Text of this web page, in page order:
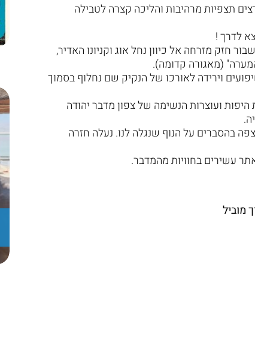
תצפיות מרהיבות והליכה קצרה לטבילה
לדרך !
חזק מזרחה אל כיוון נחל אוג וקניונו האדיר,
(מאגורה קדומה).
וירידה לאורכו של הנקיק שם נחלוף בסמוך
ועוצרות הנשימה של צפון מדבר יהודה
בהסברים על הנוף שנגלה לנו. נעלה חזרה
עשירים בחוויות מהמדבר.